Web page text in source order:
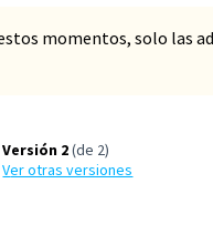
momentos, solo las
Versión 2(de 2)
ver otras versiones